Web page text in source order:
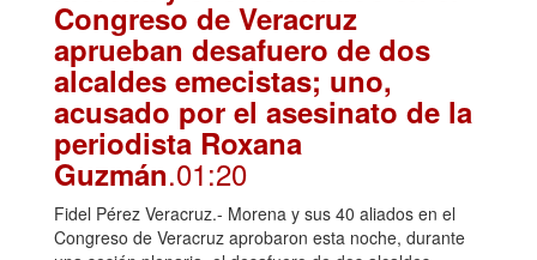
Congreso de Veracruz
aprueban desafuero de dos
alcaldes emecistas; uno,
acusado por el asesinato de la
periodista Roxana
Guzmán.01:20
Fidel Pérez Veracruz.- Morena y sus 40 aliados en el
Congreso de Veracruz aprobaron esta noche, durante